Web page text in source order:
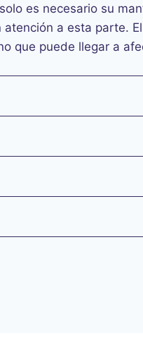
es necesario su
a esta parte.
que puede llegar a